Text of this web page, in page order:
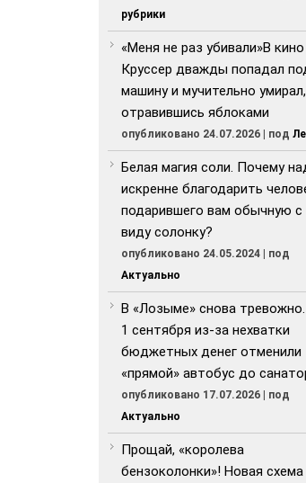
рубрики
«Меня не раз убивали»В кино
Круссер дважды попадал
машину и мучительно умирал,
отравившись яблоками
опубликовано 24.07.2026 | под
Белая магия соли. Почему
искренне благодарить
подарившего вам обычную с
виду солонку?
опубликовано 24.05.2024 | под
Актуально
В «Лозыме» снова
1 сентября из-за нехватки
бюджетных денег отменили
«прямой» автобус до
опубликовано 17.07.2026 | под
Актуально
Прощай, «королева
бензоколонки»! Новая схема